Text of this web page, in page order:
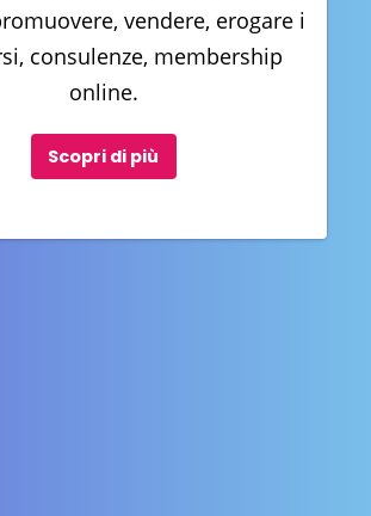
vendere, erogare i
consulenze, membership
online.
Scopri di più